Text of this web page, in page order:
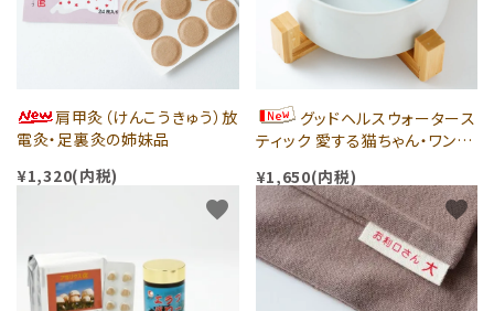
ショッピングガイド
ご利用ガイド
特定商取引法について
肩甲灸（けんこうきゅう）放
電灸・足裏灸の姉妹品
¥1,320(内税)
グッドヘルスウォータース
ティック 愛する猫ちゃん・ワンち
¥1,650(内税)
favorite favorite